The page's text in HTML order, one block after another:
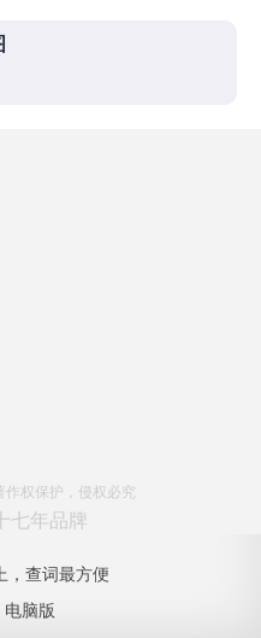
作权保护，侵权必究
七年品牌
，查词最方便
电脑版